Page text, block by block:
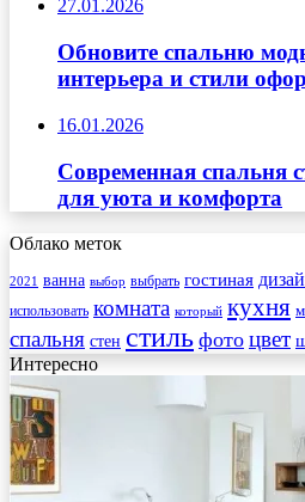
27.01.2026
Обновите спальню
интерьера и стили
16.01.2026
Современная спальня
для уюта и комфорта
Облако меток
2021 ванна выбор выбрать гостиная
использовать комната который кухня
спальня стен стиль фото цвет
Интересно